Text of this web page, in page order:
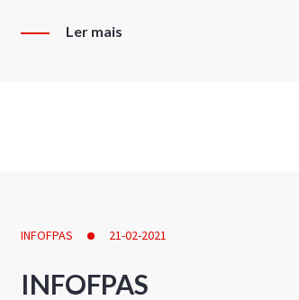
Ler mais
INFOFPAS 21-02-2021
INFOFPAS